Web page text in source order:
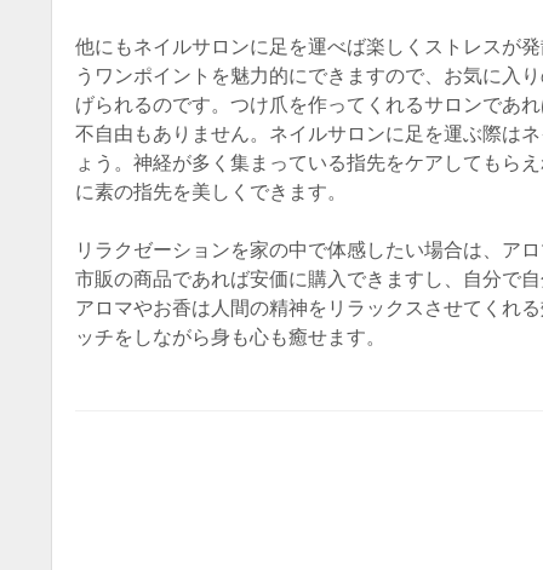
他にもネイルサロンに足を運べば楽しくストレスが
うワンポイントを魅力的にできますので、お気に入
げられるのです。つけ爪を作ってくれるサロンであ
不自由もありません。ネイルサロンに足を運ぶ際は
ょう。神経が多く集まっている指先をケアしてもら
に素の指先を美しくできます。
リラクゼーションを家の中で体感したい場合は、ア
市販の商品であれば安価に購入できますし、自分で
アロマやお香は人間の精神をリラックスさせてくれ
ッチをしながら身も心も癒せます。